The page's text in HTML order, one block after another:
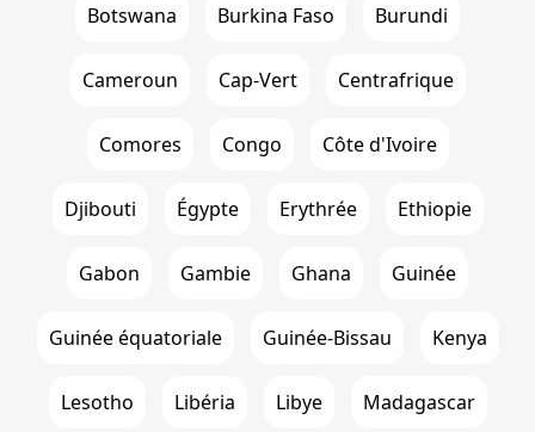
Botswana Burkina Faso Burundi
Cameroun Cap-Vert Centrafrique
Comores Congo Côte d'Ivoire
Djibouti Égypte Erythrée Ethiopie
Gabon Gambie Ghana Guinée
Guinée équatoriale Guinée-Bissau Kenya
Lesotho Libéria Libye Madagascar